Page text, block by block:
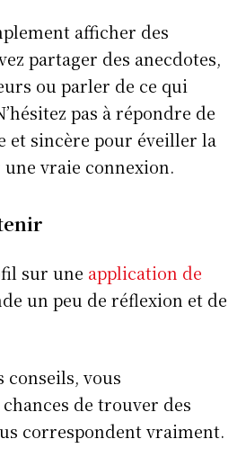
afficher des
partager des anecdotes,
ou parler de ce qui
pas à répondre de
et sincère pour éveiller la
vraie connexion.
sur une application de
un peu de réflexion et de
conseils, vous
de trouver des
correspondent vraiment.